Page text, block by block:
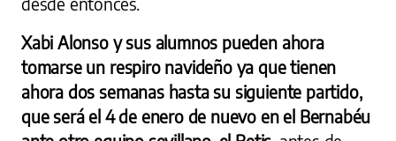
Xabi Alonso y sus alumnos pueden ahora
tomarse un respiro navideño ya que tienen
ahora dos semanas hasta su siguiente partido,
que será el 4 de enero de nuevo en el Bernabéu